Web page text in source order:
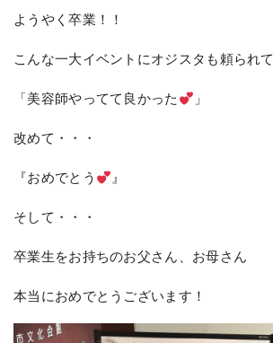
ようやく卒業！！
こんな一大イベントにオジスタも頼られて
「美容師やってて良かった 」
改めて・・・
『おめでとう 』
そして・・・
卒業生をお持ちのお父さん、お母さん
本当におめでとうございます！